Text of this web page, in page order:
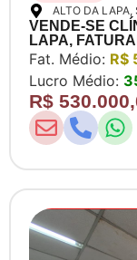
ALTO DA LAPA,
VENDE-SE
LAPA,
Fat. Médio: R$
Lucro Médio:
R$